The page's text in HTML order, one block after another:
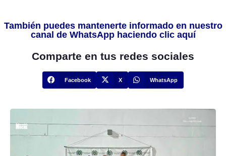
También puedes mantenerte informado en nuestro
canal de WhatsApp haciendo clic aquí
Comparte en tus redes sociales
Facebook X WhatsApp